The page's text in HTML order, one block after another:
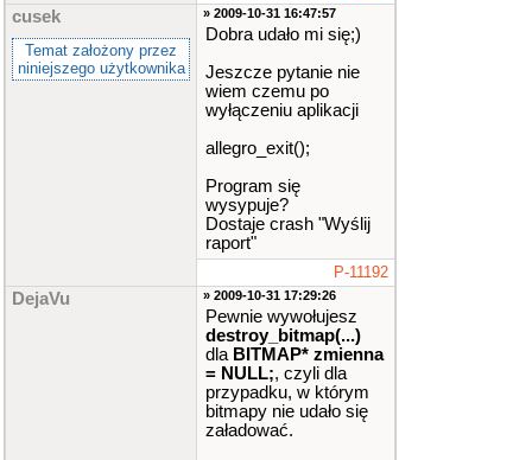
cusek
Temat założony przez
niniejszego użytkownika
» 2009-10-31 16:47:57
Dobra udało mi się;)
Jeszcze pytanie nie
wiem czemu po
wyłączeniu aplikacji
allegro_exit();
Program się
wysypuje?
Dostaje crash "Wyślij
raport"
P-11192
DejaVu » 2009-10-31 17:29:26
Pewnie wywołujesz
destroy_bitmap(...)
dla BITMAP* zmienna
= NULL;, czyli dla
przypadku, w którym
bitmapy nie udało się
załadować.